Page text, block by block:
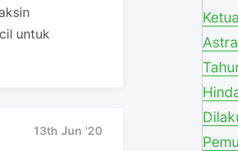
untuk
13th Jun '20